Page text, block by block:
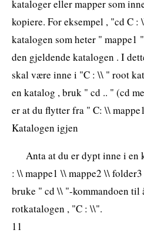
kataloger eller mapper som
kopiere. For eksempel , "cd C
katalogen som heter " mappe1
den gjeldende katalogen . I
skal være inne i "C : \\ " root
en katalog , bruk " cd .. " (cd
er at du flytter fra " C: \\
Katalogen igjen
Anta at du er dypt inne i en
: \\ mappe1 \\ mappe2 \\
bruke " cd \\ "-kommandoen til
rotkatalogen , "C : \\".
11